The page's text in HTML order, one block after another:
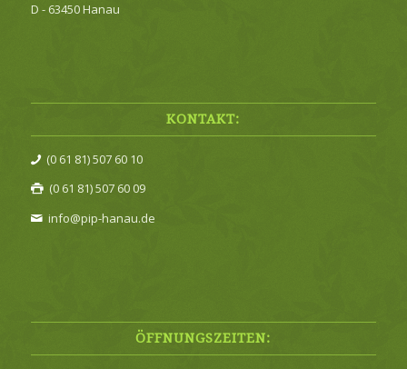
D - 63450 Hanau
KONTAKT:
(0 61 81) 507 60 10
(0 61 81) 507 60 09
info@pip-hanau.de
ÖFFNUNGSZEITEN: